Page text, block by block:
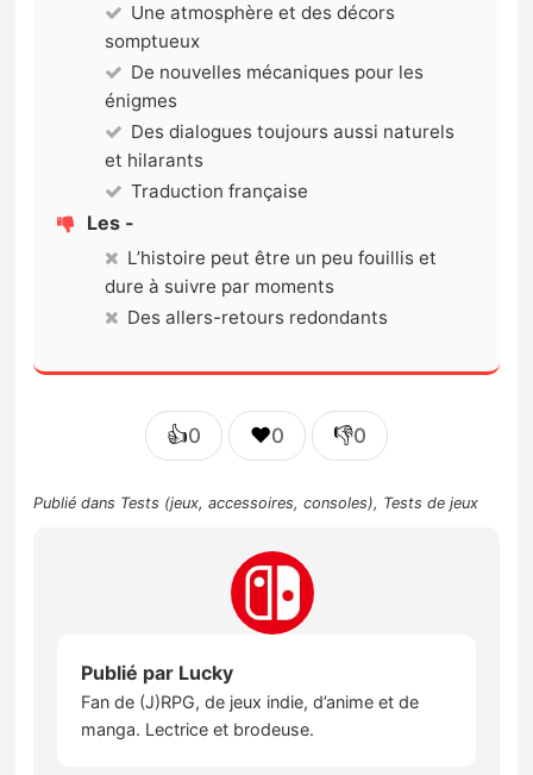
Une atmosphère et des décors
somptueux
De nouvelles mécaniques pour les
énigmes
Des dialogues toujours aussi naturels
et hilarants
Traduction française
Les -
L’histoire peut être un peu fouillis et
dure à suivre par moments
Des allers-retours redondants
👍0 ❤️0 👎0
Publié dans Tests (jeux, accessoires, consoles), Tests de jeux
Publié par Lucky
Fan de (J)RPG, de jeux indie, d’anime et de
manga. Lectrice et brodeuse.